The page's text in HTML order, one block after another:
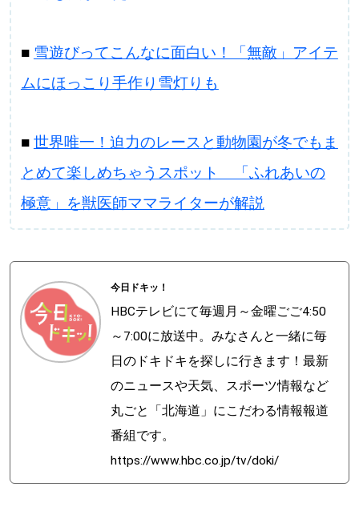
■ 雪遊びってこんなに面白い！「無敵」アイテ
ムにほっこり手作り雪灯りも
■ 世界唯一！迫力のレースと動物園が冬でもま
とめて楽しめちゃうスポット 「ふれあいの
極意」を獣医師ママライターが解説
今日ドキッ！
HBCテレビにて毎週月～金曜ごご4:50
～7:00に放送中。みなさんと一緒に毎
日のドキドキを探しに行きます！最新
のニュースや天気、スポーツ情報など
丸ごと「北海道」にこだわる情報報道
番組です。
https://www.hbc.co.jp/tv/doki/